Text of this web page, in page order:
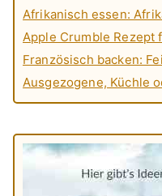
Afrikanisch essen:
Apple Crumble Rezept
Französisch backen:
Ausgezogene, Küchle